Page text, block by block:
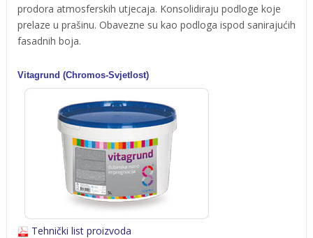
prodora atmosferskih utjecaja. Konsolidiraju podloge koje
prelaze u prašinu. Obavezne su kao podloga ispod sanirajućih
fasadnih boja.
Vitagrund (Chromos-Svjetlost)
Tehnički list proizvoda